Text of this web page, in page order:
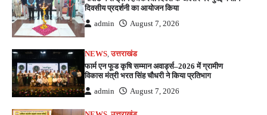
दिवसीय प्रदर्शनी का आयोजन किया
admin August 7, 2026
NEWS,उत्तराखंड
फार्म एन फूड कृषि सम्मान अवार्ड्स–2026 में ग्रामीण
विकास मंत्री भरत सिंह चौधरी ने किया प्रतिभाग
admin August 7, 2026